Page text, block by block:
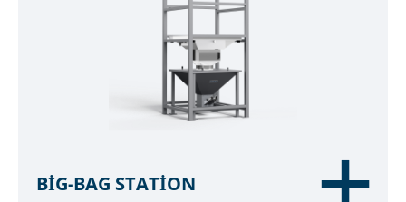
BIG-BAG STATION